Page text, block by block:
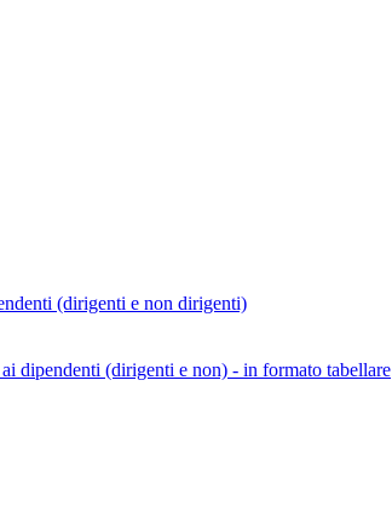
(dirigenti e non dirigenti)
dipendenti (dirigenti e non) - in formato tabellare